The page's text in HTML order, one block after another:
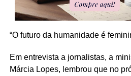
“O futuro da humanidade é
Em entrevista a jornalistas, a
Márcia Lopes, lembrou que no